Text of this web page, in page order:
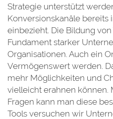
Strategie unterstützt
Konversionskanäle bereits
einbezieht. Die Bildung
Fundament starker
Organisationen. Auch ein
Vermögenswert werden.
mehr Möglichkeiten und
vielleicht erahnen können.
Fragen kann man diese
Tools versuchen wir